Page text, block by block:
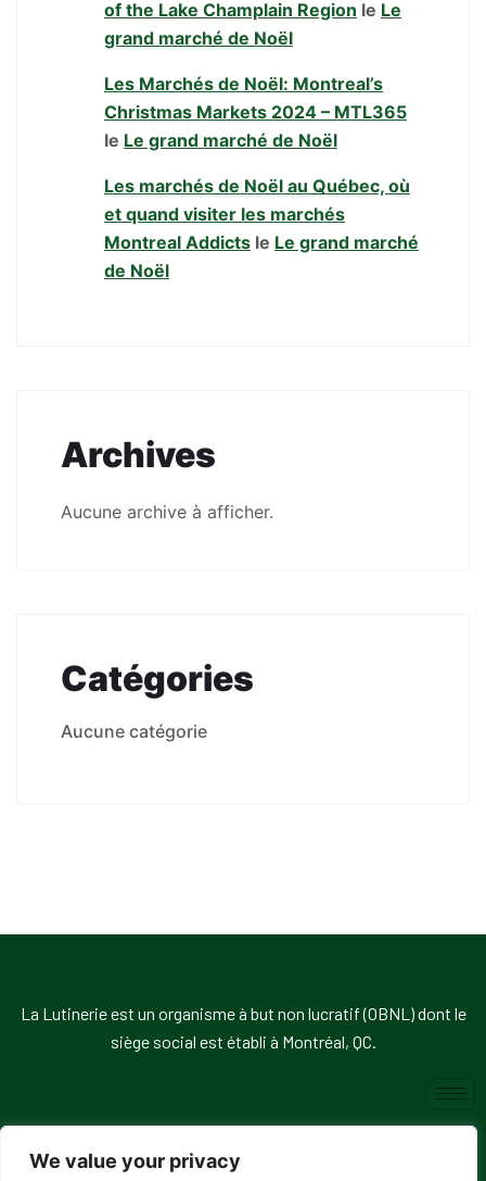
We value your privacy
of the Lake Champlain Region le Le
grand marché de Noël
Les Marchés de Noël: Montreal’s
Christmas Markets 2024 – MTL365
le Le grand marché de Noël
Les marchés de Noël au Québec, où
et quand visiter les marchés
Montreal Addicts le Le grand marché
de Noël
Archives
Aucune archive à afficher.
Catégories
Aucune catégorie
La Lutinerie est un organisme à but non lucratif (OBNL) dont le
siège social est établi à Montréal, QC.